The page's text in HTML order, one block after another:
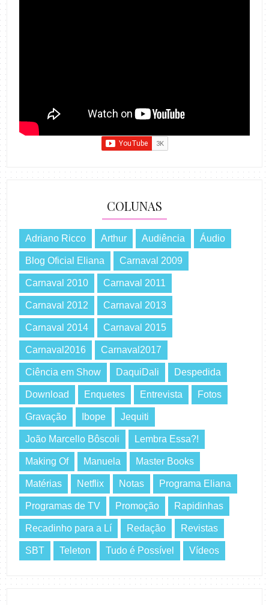
COLUNAS
Adriano Ricco Arthur Audiência Áudio
Blog Oficial Eliana Carnaval 2009
Carnaval 2010 Carnaval 2011
Carnaval 2012 Carnaval 2013
Carnaval 2014 Carnaval 2015
Carnaval2016 Carnaval2017
Ciência em Show DaquiDali Despedida
Download Enquetes Entrevista Fotos
Gravação Ibope Jequiti
João Marcello Bôscoli Lembra Essa?!
Making Of Manuela Master Books
Matérias Netflix Notas Programa Eliana
Programas de TV Promoção Rapidinhas
Recadinho para a Lí Redação Revistas
SBT Teleton Tudo é Possível Vídeos